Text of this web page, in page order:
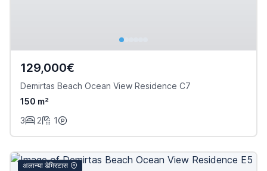
129,000€
Demirtas Beach Ocean View Residence C7
150 m²
3
2 1
अलान्या डेमिरटास